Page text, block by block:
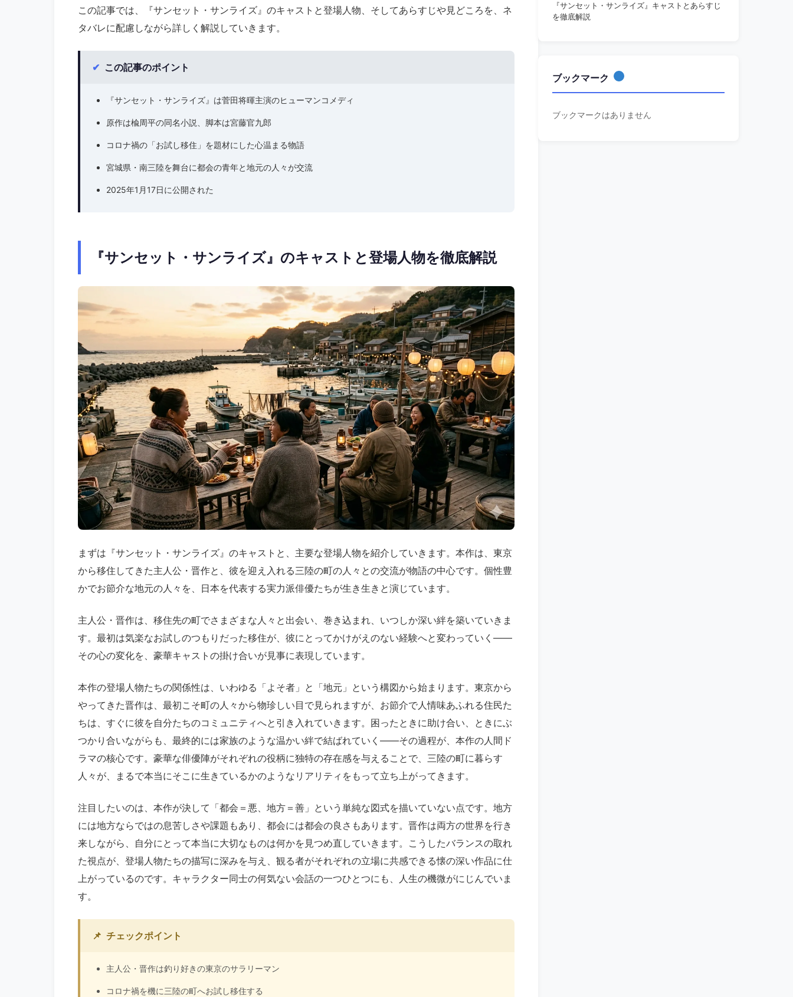
この記事では、『サンセット・サンライズ』のキャストと登場人物、そしてあらすじや見どころを、ネ
タバレに配慮しながら詳しく解説していきます。
✔ この記事のポイント
『サンセット・サンライズ』は菅田将暉主演のヒューマンコメディ
原作は楡周平の同名小説、脚本は宮藤官九郎
コロナ禍の「お試し移住」を題材にした心温まる物語
宮城県・南三陸を舞台に都会の青年と地元の人々が交流
2025年1月17日に公開された
『サンセット・サンライズ』のキャストと登場人物を徹底解説
まずは『サンセット・サンライズ』のキャストと、主要な登場人物を紹介していきます。本作は、東京
から移住してきた主人公・晋作と、彼を迎え入れる三陸の町の人々との交流が物語の中心です。個性豊
かでお節介な地元の人々を、日本を代表する実力派俳優たちが生き生きと演じています。
主人公・晋作は、移住先の町でさまざまな人々と出会い、巻き込まれ、いつしか深い絆を築いていきま
す。最初は気楽なお試しのつもりだった移住が、彼にとってかけがえのない経験へと変わっていく――
その心の変化を、豪華キャストの掛け合いが見事に表現しています。
本作の登場人物たちの関係性は、いわゆる「よそ者」と「地元」という構図から始まります。東京から
やってきた晋作は、最初こそ町の人々から物珍しい目で見られますが、お節介で人情味あふれる住民た
ちは、すぐに彼を自分たちのコミュニティへと引き入れていきます。困ったときに助け合い、ときにぶ
つかり合いながらも、最終的には家族のような温かい絆で結ばれていく――その過程が、本作の人間ド
ラマの核心です。豪華な俳優陣がそれぞれの役柄に独特の存在感を与えることで、三陸の町に暮らす
人々が、まるで本当にそこに生きているかのようなリアリティをもって立ち上がってきます。
注目したいのは、本作が決して「都会＝悪、地方＝善」という単純な図式を描いていない点です。地方
には地方ならではの息苦しさや課題もあり、都会には都会の良さもあります。晋作は両方の世界を行き
来しながら、自分にとって本当に大切なものは何かを見つめ直していきます。こうしたバランスの取れ
た視点が、登場人物たちの描写に深みを与え、観る者がそれぞれの立場に共感できる懐の深い作品に仕
上がっているのです。キャラクター同士の何気ない会話の一つひとつにも、人生の機微がにじんでいま
す。
📌 チェックポイント
主人公・晋作は釣り好きの東京のサラリーマン
コロナ禍を機に三陸の町へお試し移住する
『サンセット・サンライズ』キャストとあらすじ
を徹底解説
ブックマーク
ブックマークはありません